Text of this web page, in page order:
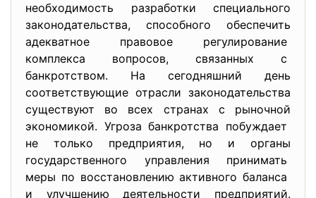
необходимость разработки специального
законодательства, способного обеспечить
адекватное правовое регулирование
комплекса вопросов, связанных с
банкротством. На сегодняшний день
соответствующие отрасли законодательства
существуют во всех странах с рыночной
экономикой. Угроза банкротства побуждает
не только предприятия, но и органы
государственного управления принимать
меры по восстановлению активного баланса
и улучшению деятельности предприятий.